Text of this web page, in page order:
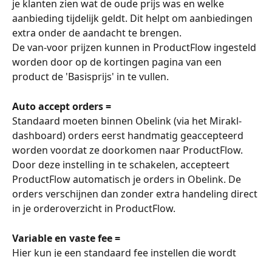
je klanten zien wat de oude prijs was en welke
aanbieding tijdelijk geldt. Dit helpt om aanbiedingen
extra onder de aandacht te brengen.
De van-voor prijzen kunnen in ProductFlow ingesteld
worden door op de kortingen pagina van een
product de 'Basisprijs' in te vullen.
Auto accept orders =
Standaard moeten binnen Obelink (via het Mirakl-
dashboard) orders eerst handmatig geaccepteerd
worden voordat ze doorkomen naar ProductFlow.
Door deze instelling in te schakelen, accepteert
ProductFlow automatisch je orders in Obelink. De
orders verschijnen dan zonder extra handeling direct
in je orderoverzicht in ProductFlow.
Variable en vaste fee =
Hier kun je een standaard fee instellen die wordt